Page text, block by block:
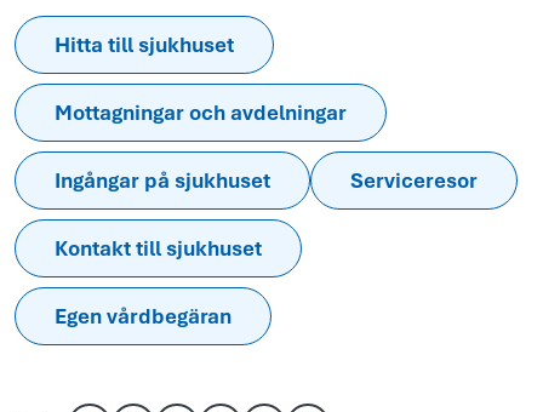
Hitta till sjukhuset
Mottagningar och avdelningar
Ingångar på sjukhuset Serviceresor
Kontakt till sjukhuset
Egen vårdbegäran